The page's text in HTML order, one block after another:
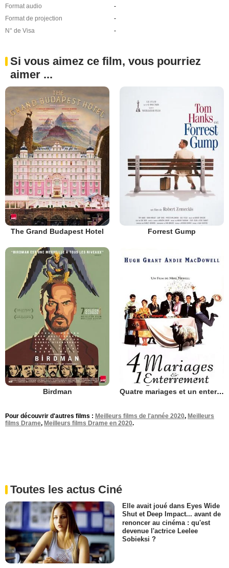
Format audio
-
Format de projection
-
N° de Visa
-
Si vous aimez ce film, vous pourriez
aimer ...
The Grand Budapest Hotel Forrest Gump
Birdman Quatre mariages et un enterrement
Pour découvrir d'autres films : Meilleurs films de l'année 2020, Meilleurs
films Drame, Meilleurs films Drame en 2020.
Toutes les actus Ciné
Elle avait joué dans Eyes Wide
Shut et Deep Impact... avant de
renoncer au cinéma : qu'est
devenue l'actrice Leelee
Sobieksi ?